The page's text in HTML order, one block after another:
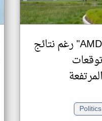
هبوط سهم "AMD" رغم نتائج
Politics